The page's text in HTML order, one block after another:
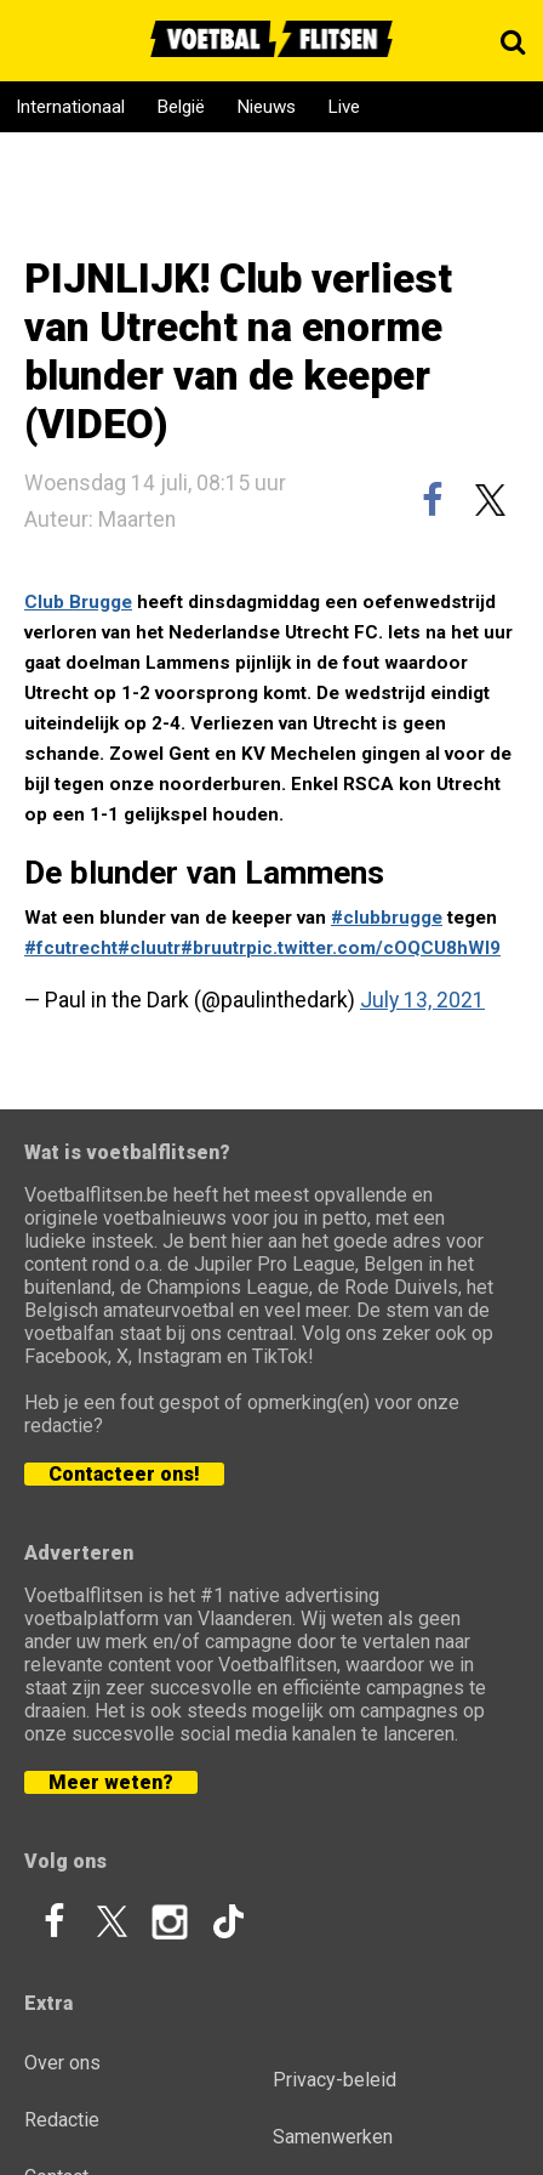
Internationaal België Nieuws Live
PIJNLIJK! Club verliest
van Utrecht na enorme
blunder van de keeper
(VIDEO)
Woensdag 14 juli, 08:15 uur
Auteur: Maarten
Club Brugge heeft dinsdagmiddag een oefenwedstrijd
verloren van het Nederlandse Utrecht FC. Iets na het uur
gaat doelman Lammens pijnlijk in de fout waardoor
Utrecht op 1-2 voorsprong komt. De wedstrijd eindigt
uiteindelijk op 2-4. Verliezen van Utrecht is geen
schande. Zowel Gent en KV Mechelen gingen al voor de
bijl tegen onze noorderburen. Enkel RSCA kon Utrecht
op een 1-1 gelijkspel houden.
De blunder van Lammens
Wat een blunder van de keeper van #clubbruggetegen
#fcutrecht#cluutr#bruutrpic.twitter.com/cOQCU8hWI9
— Paul in the Dark (@paulinthedark) July 13, 2021
Wat is voetbalflitsen?
Voetbalflitsen.be heeft het meest opvallende en
originele voetbalnieuws voor jou in petto, met een
ludieke insteek. Je bent hier aan het goede adres voor
content rond o.a. de Jupiler Pro League, Belgen in het
buitenland, de Champions League, de Rode Duivels, het
Belgisch amateurvoetbal en veel meer. De stem van de
voetbalfan staat bij ons centraal. Volg ons zeker ook op
Facebook, X, Instagram en TikTok!
Heb je een fout gespot of opmerking(en) voor onze
redactie?
Contacteer ons!
Adverteren
Voetbalflitsen is het #1 native advertising
voetbalplatform van Vlaanderen. Wij weten als geen
ander uw merk en/of campagne door te vertalen naar
relevante content voor Voetbalflitsen, waardoor we in
staat zijn zeer succesvolle en efficiënte campagnes te
draaien. Het is ook steeds mogelijk om campagnes op
onze succesvolle social media kanalen te lanceren.
Meer weten?
Volg ons
Extra
Over ons
Redactie
Privacy-beleid
Samenwerken